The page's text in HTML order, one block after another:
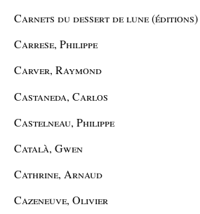
Carnets du dessert de lune (éditions)
Carrese, Philippe
Carver, Raymond
Castaneda, Carlos
Castelneau, Philippe
Català, Gwen
Cathrine, Arnaud
Cazeneuve, Olivier